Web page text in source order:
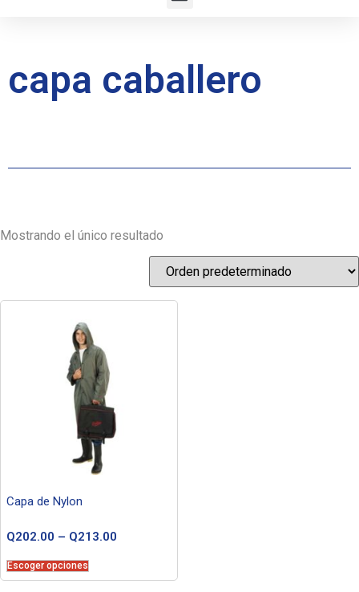
capa caballero
Mostrando el único resultado
Capa de Nylon
Q202.00 – Q213.00
Escoger opciones